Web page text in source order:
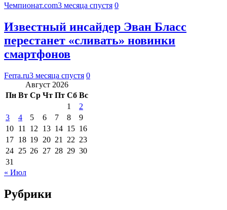
Чемпионат.com3 месяца спустя 0
Известный инсайдер Эван Бласс
перестанет «сливать» новинки
смартфонов
Ferra.ru3 месяца спустя 0
Август 2026
Пн Вт Ср Чт Пт Сб Вс
1
2
3
4 5 6 7 8
9
10 11 12 13 14 15 16
17 18 19 20 21 22 23
24 25 26 27 28 29 30
31
« Июл
Рубрики